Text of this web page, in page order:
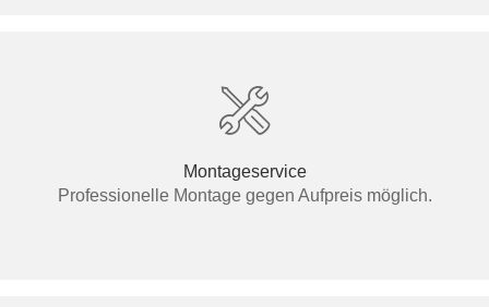
Montageservice
Professionelle Montage gegen Aufpreis möglich.